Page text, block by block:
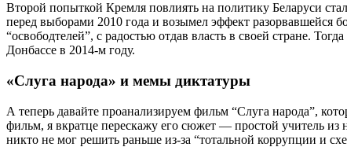
Второй попыткой Кремля повлиять на политику Беларуси
перед выборами 2010 года и возымел эффект разорвавшейся
“освободтелей”, с радостью отдав власть в своей стране.
Донбассе в 2014-м году.
«Слуга народа» и мемы диктатуры
А теперь давайте проанализируем фильм “Слуга народа”,
фильм, я вкратце перескажу его сюжет — простой учитель
никто не мог решить раньше из-за “тотальной коррупции и